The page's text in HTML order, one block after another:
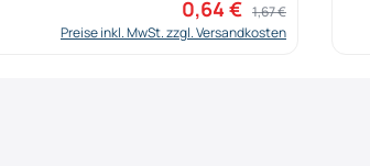
Verkaufspreis:
0,64 € Regulärer Preis:
1,67 €
Preise inkl. MwSt. zzgl. Versandkosten